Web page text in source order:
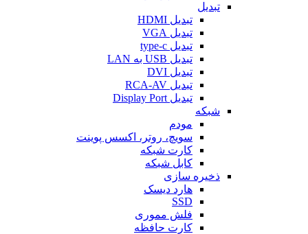
تبدیل
تبدیل HDMI
تبدیل VGA
تبدیل type-c
تبدیل USB به LAN
تبدیل DVI
تبدیل RCA-AV
تبدیل Display Port
شبکه
مودم
سویچ، روتر، اکسس پوینت
کارت شبکه
کابل شبکه
ذخیره سازی
هارد دیسک
SSD
فلش مموری
کارت حافظه